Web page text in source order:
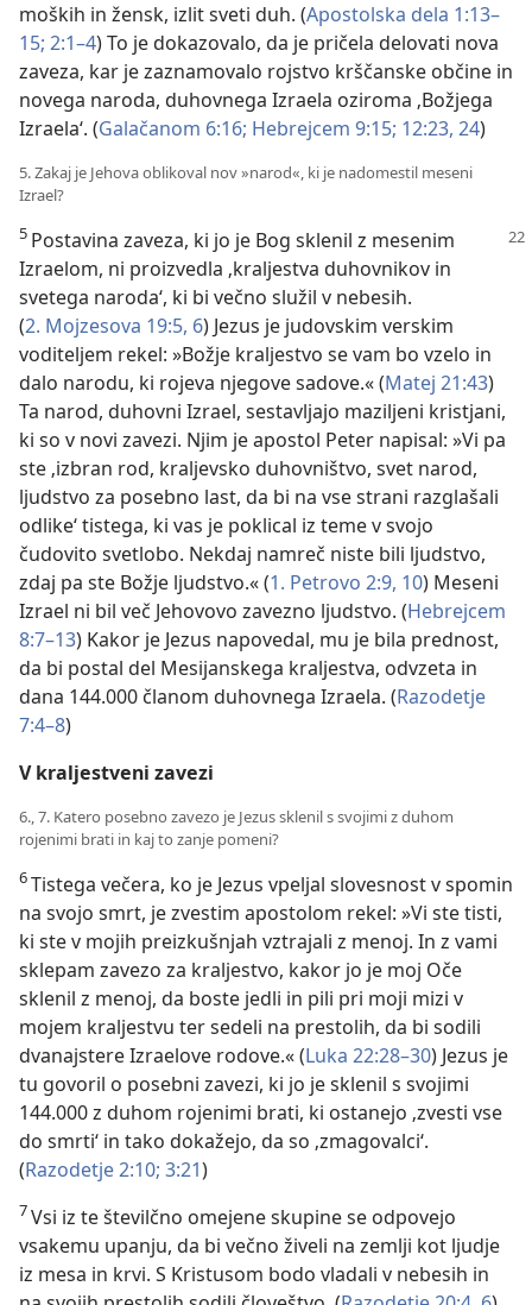
moških in žensk, izlit sveti duh. (Apostolska dela 1:13–
15; 2:1–4) To je dokazovalo, da je pričela delovati nova
zaveza, kar je zaznamovalo rojstvo krščanske občine in
novega naroda, duhovnega Izraela oziroma ‚Božjega
Izraela‘. (Galačanom 6:16; Hebrejcem 9:15; 12:23, 24)
5. Zakaj je Jehova oblikoval nov »narod«, ki je nadomestil meseni
Izrael?
5 Postavina zaveza, ki jo je Bog sklenil z mesenim
Izraelom, ni proizvedla ‚kraljestva duhovnikov in
svetega naroda‘, ki bi večno služil v nebesih.
(2. Mojzesova 19:5, 6) Jezus je judovskim verskim
voditeljem rekel: »Božje kraljestvo se vam bo vzelo in
dalo narodu, ki rojeva njegove sadove.« (Matej 21:43)
Ta narod, duhovni Izrael, sestavljajo maziljeni kristjani,
ki so v novi zavezi. Njim je apostol Peter napisal: »Vi pa
ste ‚izbran rod, kraljevsko duhovništvo, svet narod,
ljudstvo za posebno last, da bi na vse strani razglašali
odlike‘ tistega, ki vas je poklical iz teme v svojo
čudovito svetlobo. Nekdaj namreč niste bili ljudstvo,
zdaj pa ste Božje ljudstvo.« (1. Petrovo 2:9, 10) Meseni
Izrael ni bil več Jehovovo zavezno ljudstvo. (Hebrejcem
8:7–13) Kakor je Jezus napovedal, mu je bila prednost,
da bi postal del Mesijanskega kraljestva, odvzeta in
dana 144.000 članom duhovnega Izraela. (Razodetje
7:4–8)
V kraljestveni zavezi
6., 7. Katero posebno zavezo je Jezus sklenil s svojimi z duhom
rojenimi brati in kaj to zanje pomeni?
6Tistega večera, ko je Jezus vpeljal slovesnost v spomin
na svojo smrt, je zvestim apostolom rekel: »Vi ste tisti,
ki ste v mojih preizkušnjah vztrajali z menoj. In z vami
sklepam zavezo za kraljestvo, kakor jo je moj Oče
sklenil z menoj, da boste jedli in pili pri moji mizi v
mojem kraljestvu ter sedeli na prestolih, da bi sodili
dvanajstere Izraelove rodove.« (Luka 22:28–30) Jezus je
tu govoril o posebni zavezi, ki jo je sklenil s svojimi
144.000 z duhom rojenimi brati, ki ostanejo ‚zvesti vse
do smrti‘ in tako dokažejo, da so ‚zmagovalci‘.
(Razodetje 2:10; 3:21)
7Vsi iz te številčno omejene skupine se odpovejo
vsakemu upanju, da bi večno živeli na zemlji kot ljudje
iz mesa in krvi. S Kristusom bodo vladali v nebesih in